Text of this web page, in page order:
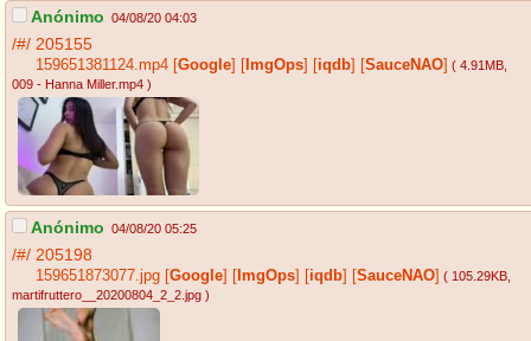
Anónimo 04/08/20 04:03
/#/ 205155
159651381124.mp4 [Google] [ ImgOps] [iqdb] [SauceNAO] ( 4.91MB
009 - Hanna Miller.mp4 )
Anónimo 04/08/20 05:25
/#/ 205198
159651873077.jpg [Google] [ ImgOps] [iqdb] [SauceNAO] ( 105.29KB
martifruttero__20200804_2_2.jpg )